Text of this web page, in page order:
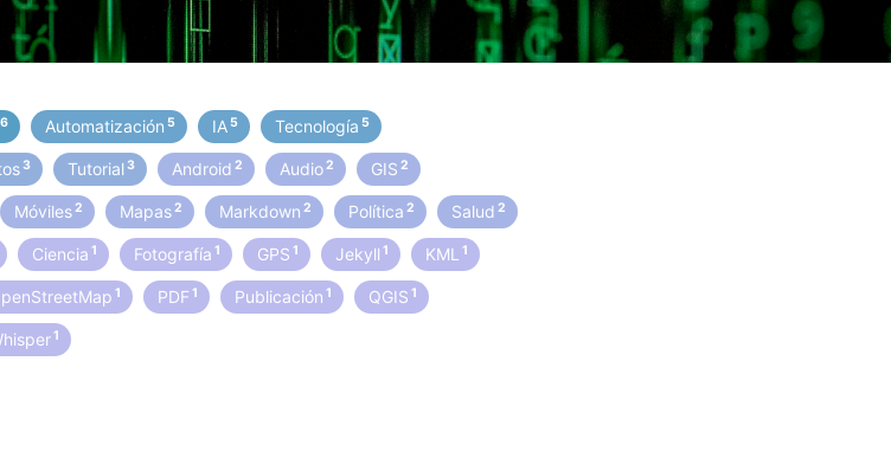
6 Automatización5 IA5 Tecnología5
3 Tutorial3 Android2 Audio2 GIS2
Móviles2 Mapas2 Markdown2 Política2 Salud2
Ciencia1 Fotografía1 GPS1 Jekyll1 KML1
1 PDF1 Publicación1 QGIS1
1